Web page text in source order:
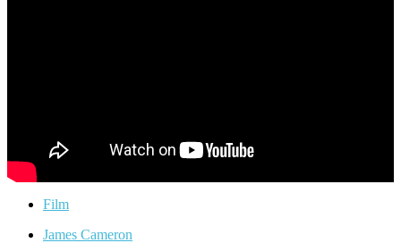
Film
James Cameron